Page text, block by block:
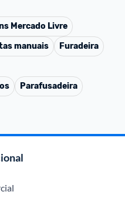
Mercado Livre
manuais
Furadeira
Parafusadeira